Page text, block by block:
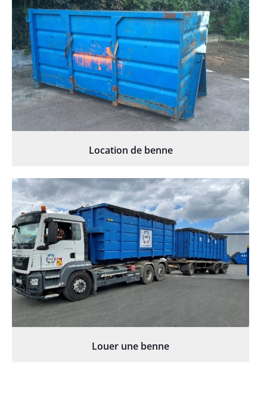
Location de benne
Louer une benne